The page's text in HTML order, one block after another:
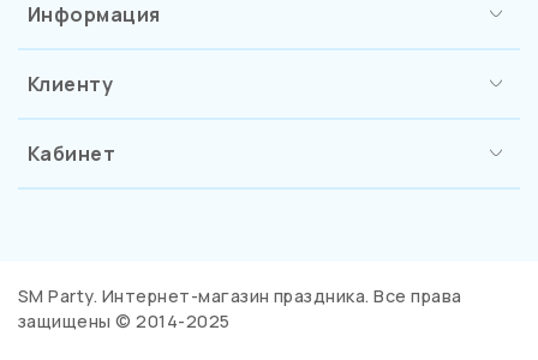
Информация
Клиенту
Кабинет
SM Party. Интернет-магазин праздника. Все права
защищены © 2014-2025